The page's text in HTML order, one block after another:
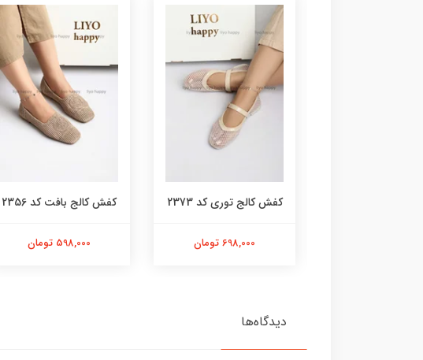
کفش کالج توری کد 2373
698,000 تومان
کفش کالج بافت کد 2356
598,000 تومان
دیدگاه‌ها